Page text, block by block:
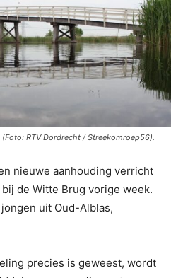
RTV Dordrecht / Streekomroep56).
nieuwe aanhouding verricht
de Witte Brug vorige week.
uit Oud-Alblas,
precies is geweest, wordt